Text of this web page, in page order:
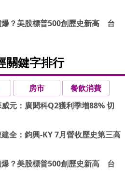
爆？美股標普500創歷史新高 台
關鍵字排行
房市
餐飲消費
元：廣閎科Q2獲利季增88% 切
全：鈞興-KY 7月營收歷史第三高
爆？美股標普500創歷史新高 台